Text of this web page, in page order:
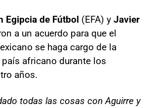
Egipcia de Fútbol (EFA) y Javier
a un acuerdo para que el
se haga cargo de la
africano durante los
años.
todas las cosas con Aguirre y